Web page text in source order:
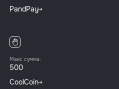
PandPay
Макс сумма:
500
CoolCoin